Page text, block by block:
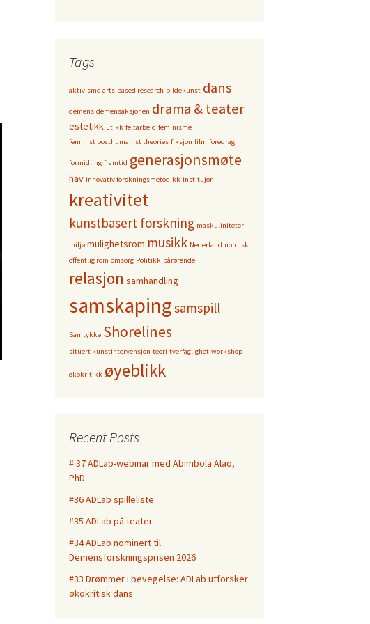
Tags
aktivisme arts-based research bildekunst dans
demens demensaksjonen drama & teater
estetikk Etikk feltarbeid feminisme
feminist posthumanist theories fiksjon film foredrag
formidling framtid generasjonsmøte
hav innovativ forskningsmetodikk institujon
kreativitet
kunstbasert forskning maskuliniteter
miljø mulighetsrom musikk Nederland nordisk
offentlig rom omsorg Politikk pårørende
relasjon samhandling
samskapingsamspill
Samtykke Shorelines
situert kunstintervensjon teori tverfaglighet workshop
økokritikk øyeblikk
Recent Posts
# 37 ADLab-webinar med Abimbola Alao,
PhD
#36 ADLab spilleliste
#35 ADLab på teater
#34 ADLab nominert til
Demensforskningsprisen 2026
#33 Drømmer i bevegelse: ADLab utforsker
økokritisk dans